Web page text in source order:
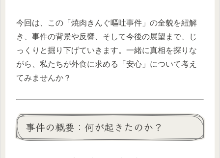
今回は、この「焼肉きんぐ嘔吐事件」の全貌を紐解
き、事件の背景や反響、そして今後の展望まで、じ
っくりと掘り下げていきます。一緒に真相を探りな
がら、私たちが外食に求める「安心」について考え
てみませんか？
事件の概要：何が起きたのか？